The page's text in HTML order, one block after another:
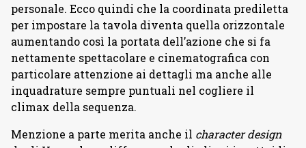
personale. Ecco quindi che la coordinata prediletta
per impostare la tavola diventa quella orizzontale
aumentando così la portata dell’azione che si fa
nettamente spettacolare e cinematografica con
particolare attenzione ai dettagli ma anche alle
inquadrature sempre puntuali nel cogliere il
climax della sequenza.
Menzione a parte merita anche il character design